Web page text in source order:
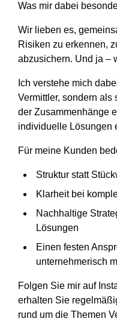
Was mir dabei
Wir lieben es,
Risiken zu erkennen,
abzusichern. Und ja –
Ich verstehe mich
Vermittler, sondern als
der Zusammenhänge
individuelle Lösungen
Für meine Kunden
Struktur statt
Klarheit bei
Nachhaltige
Lösungen
Einen festen
unternehmerisch
Folgen Sie mir auf
erhalten Sie
rund um die Themen